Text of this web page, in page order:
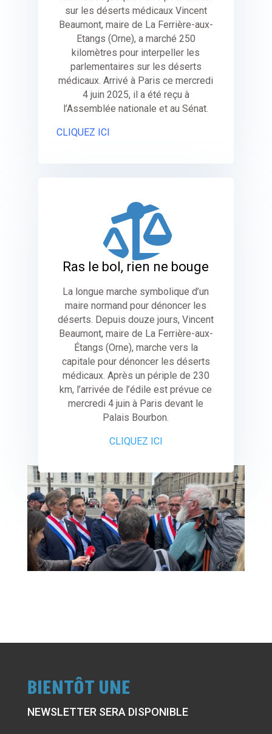
sur les déserts médicaux Vincent
Beaumont, maire de La Ferrière-aux-
Etangs (Orne), a marché 250
kilomètres pour interpeller les
parlementaires sur les déserts
médicaux. Arrivé à Paris ce mercredi
4 juin 2025, il a été reçu à
l’Assemblée nationale et au Sénat.
CLIQUEZ ICI

Ras le bol, rien ne bouge
La longue marche symbolique d’un
maire normand pour dénoncer les
déserts. Depuis douze jours, Vincent
Beaumont, maire de La Ferrière-aux-
Étangs (Orne), marche vers la
capitale pour dénoncer les déserts
médicaux. Après un périple de 230
km, l’arrivée de l’édile est prévue ce
mercredi 4 juin à Paris devant le
Palais Bourbon.
CLIQUEZ ICI
BIENTÔT UNE
NEWSLETTER SERA DISPONIBLE